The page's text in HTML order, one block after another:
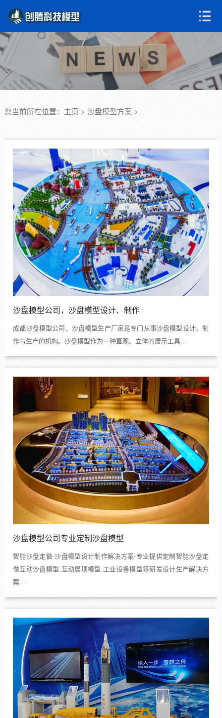
您当前所在位置： 主页 > 沙盘模型方案>
沙盘模型公司，沙盘模型设计、制作
成都沙盘模型公司，沙盘模型生产厂家是专门从事沙盘模型设计、制
作与生产的机构。沙盘模型作为一种直观、立体的展示工具...
沙盘模型公司专业定制沙盘模型
智能沙盘定做-沙盘模型设计制作解决方案-专业提供定制智能沙盘定
做互动沙盘模型,互动展项模型,工业设备模型等研发设计生产解决方
案...